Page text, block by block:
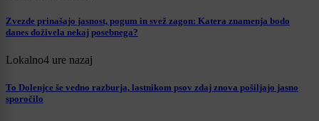
Zvezde prinašajo jasnost, pogum in svež zagon: Katera znamenja bodo
danes doživela nekaj posebnega?
Lokalno4 ure nazaj
To Dolenjce še vedno razburja, lastnikom psov zdaj znova pošiljajo jasno
sporočilo